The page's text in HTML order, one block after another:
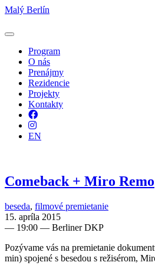
Malý Berlín
Program
O nás
Prenájmy
Rezidencie
Projekty
Kontakty
Facebook
Instagram
EN
Comeback + Miro Remo
beseda, filmové premietanie
15. apríla 2015
— 19:00 — Berliner DKP
Pozývame vás na premietanie
min) spojené s besedou s režisérom,